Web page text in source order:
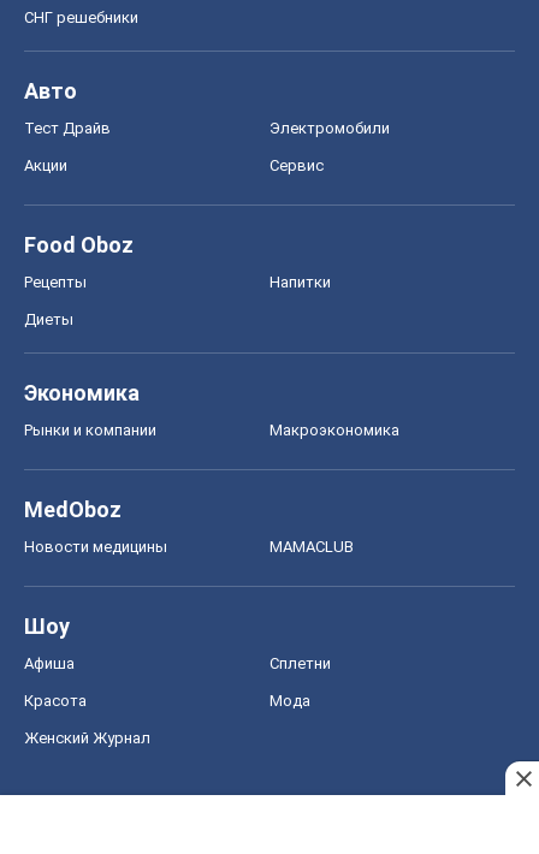
СНГ решебники
Авто
Тест Драйв Электромобили
Акции Сервис
Food Oboz
Рецепты Напитки
Диеты
Экономика
Рынки и компании Mакроэкономика
MedOboz
Новости медицины MAMACLUB
Шоу
Афиша Сплетни
Красота Мода
Женский Журнал